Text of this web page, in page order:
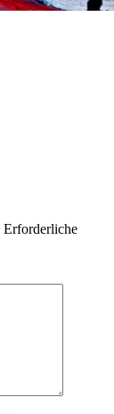
Erforderliche